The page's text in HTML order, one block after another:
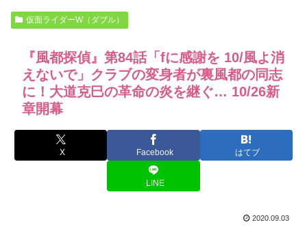
仮面ライダーW（ダブル）
『風都探偵』第84話「fに感謝を 10/風よ消
えないで」クラブの変身者が裏風都の同志
に！大道克巳の革命の炎を継ぐ… 10/26新
章開幕
X Facebook はてブ
LINE
2020.09.03